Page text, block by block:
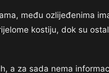
među ozlijeđenima
kostiju, dok su
a za sada nema